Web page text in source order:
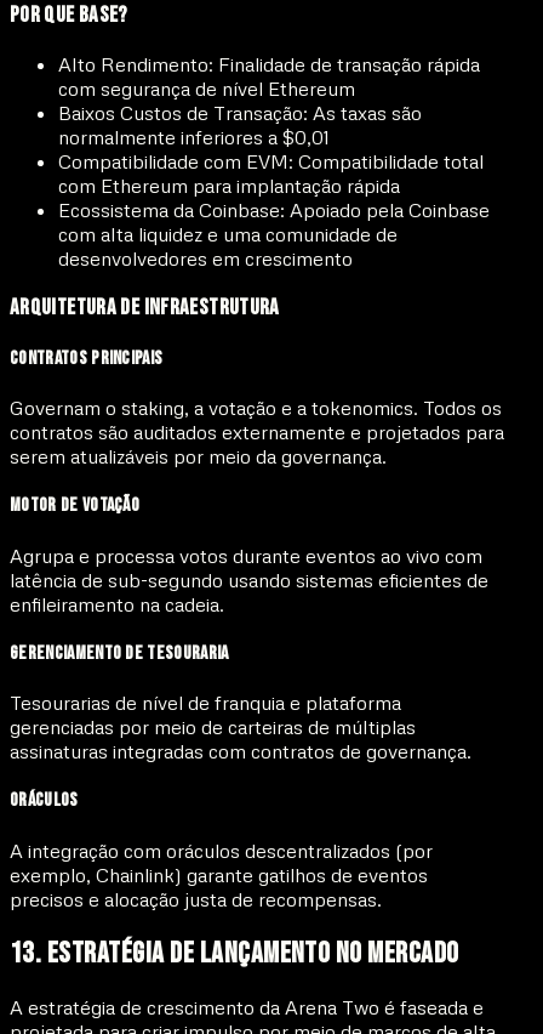
Por Que Base?
Alto Rendimento: Finalidade de transação rápida
com segurança de nível Ethereum
Baixos Custos de Transação: As taxas são
normalmente inferiores a $0,01
Compatibilidade com EVM: Compatibilidade total
com Ethereum para implantação rápida
Ecossistema da Coinbase: Apoiado pela Coinbase
com alta liquidez e uma comunidade de
desenvolvedores em crescimento
Arquitetura de Infraestrutura
Contratos Principais
Governam o staking, a votação e a tokenomics. Todos os
contratos são auditados externamente e projetados para
serem atualizáveis por meio da governança.
Motor de Votação
Agrupa e processa votos durante eventos ao vivo com
latência de sub-segundo usando sistemas eficientes de
enfileiramento na cadeia.
Gerenciamento de Tesouraria
Tesourarias de nível de franquia e plataforma
gerenciadas por meio de carteiras de múltiplas
assinaturas integradas com contratos de governança.
Oráculos
A integração com oráculos descentralizados (por
exemplo, Chainlink) garante gatilhos de eventos
precisos e alocação justa de recompensas.
13. Estratégia de Lançamento no Mercado
A estratégia de crescimento da Arena Two é faseada e